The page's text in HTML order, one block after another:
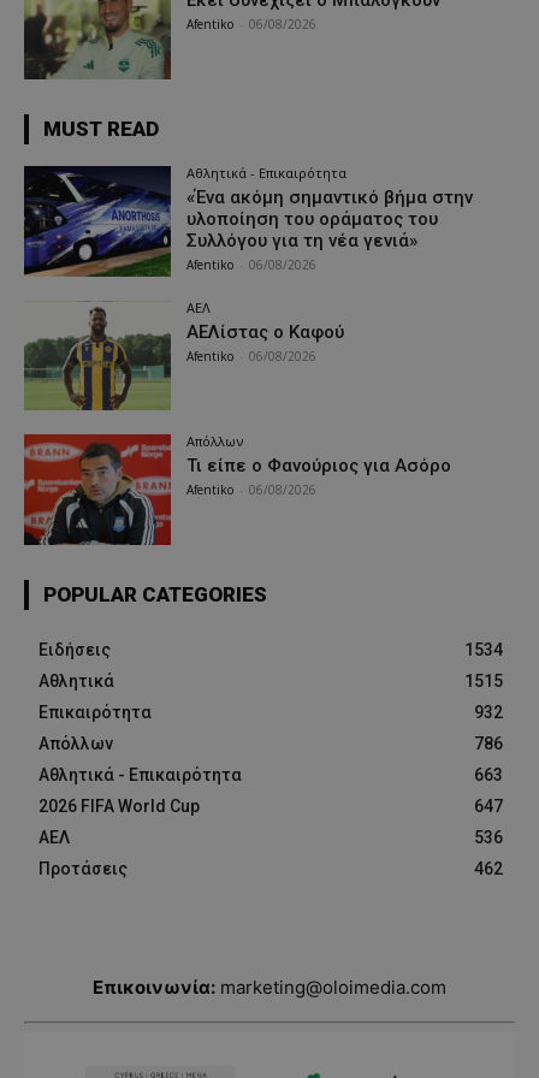
Afentiko 06/08/2026
MUST READ
Αθλητικά - Επικαιρότητα
«Ένα ακόμη σημαντικό βήμα στην
υλοποίηση του οράματος του
Συλλόγου για τη νέα γενιά»
Afentiko 06/08/2026
ΑΕΛ
ΑΕΛίστας ο Καφού
Afentiko 06/08/2026
Απόλλων
Τι είπε ο Φανούριος για Ασόρο
Afentiko 06/08/2026
POPULAR CATEGORIES
Ειδήσεις
1534
Αθλητικά
1515
Επικαιρότητα
932
Απόλλων
786
Αθλητικά - Επικαιρότητα
663
2026 FIFA World Cup
647
ΑΕΛ
536
Προτάσεις
462
Επικοινωνία: marketing@oloimedia.com